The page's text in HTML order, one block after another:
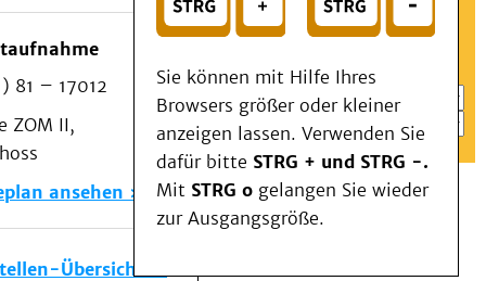
oder
Wählen Sie ein Thema für Ihren Schnelleinstieg
81 – 17012
ZOM II,
ansehen
Übersicht
Sie können mit Hilfe Ihres
Browsers größer oder kleiner
anzeigen lassen. Verwenden Sie
dafür bitte STRG + und STRG -.
Mit STRG o gelangen Sie wieder
zur Ausgangsgröße.
Patienten & Besucher
Kliniken/Institute/Zentren
Als Patient am UKD
Beratung und Unterstützung
Veranstaltungen
Kommunikation im Medizinwesen (KIM)
Notfall
Forschung & Lehre
Die Institute des UKD